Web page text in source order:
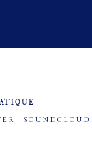
SOUNDCLOUD